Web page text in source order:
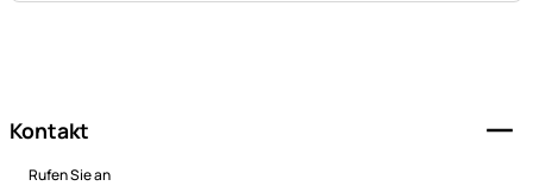
Kontakt
Rufen Sie an